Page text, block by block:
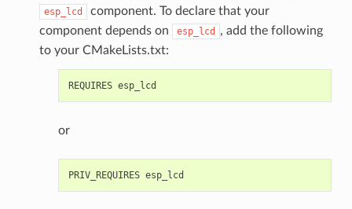
esp_lcd
component. To declare that your
component depends on
esp_lcd
, add the following
to your CMakeLists.txt:
or